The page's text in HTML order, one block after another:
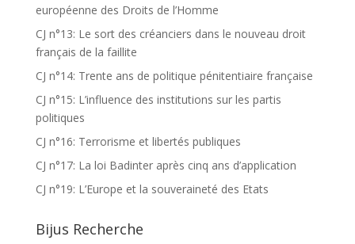
européenne des Droits de l’Homme
CJ n°13: Le sort des créanciers dans le nouveau droit
français de la faillite
CJ n°14: Trente ans de politique pénitentiaire française
CJ n°15: L’influence des institutions sur les partis
politiques
CJ n°16: Terrorisme et libertés publiques
CJ n°17: La loi Badinter après cinq ans d’application
CJ n°19: L’Europe et la souveraineté des Etats
Bijus Recherche